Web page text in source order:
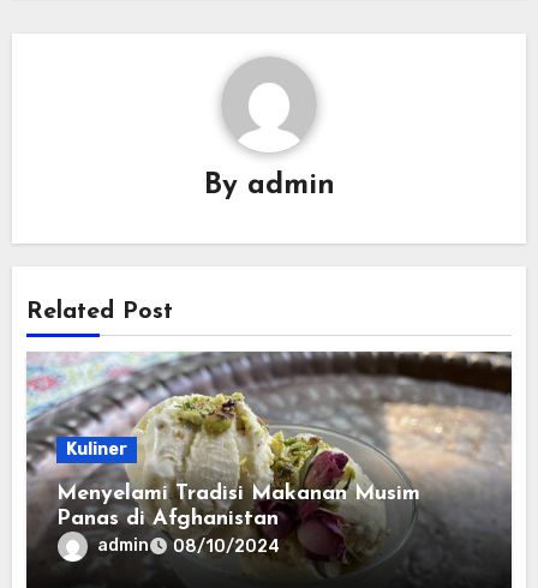
By admin
Related Post
Kuliner
Menyelami Tradisi Makanan Musim
Panas di Afghanistan
admin 08/10/2024